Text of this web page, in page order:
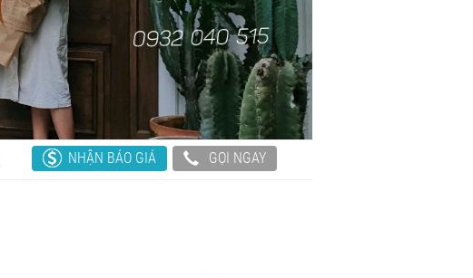
NHẬN BÁO GIÁ GỌI NGAY